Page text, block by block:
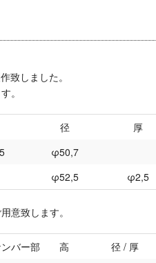
致しました。
。
径
厚
φ50,7
φ52,5 φ2,5
意致します。
バー部 高
径 / 厚